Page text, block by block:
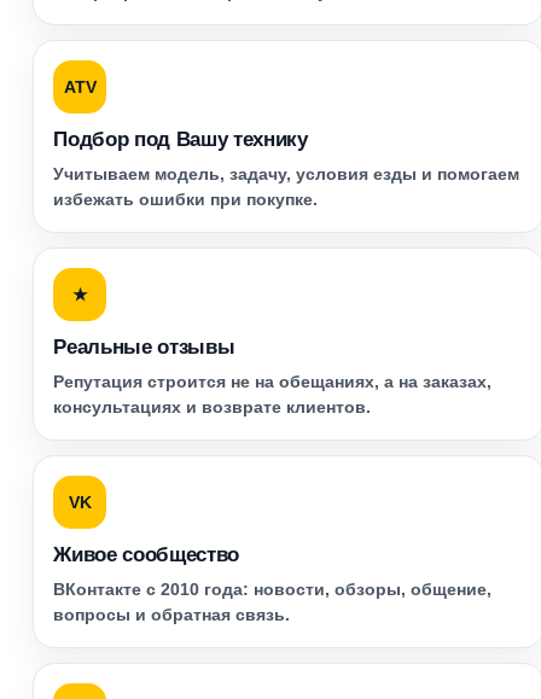
ATV
Подбор под Вашу технику
Учитываем модель, задачу, условия езды и помогаем
избежать ошибки при покупке.
★
Реальные отзывы
Репутация строится не на обещаниях, а на заказах,
консультациях и возврате клиентов.
VK
Живое сообщество
ВКонтакте с 2010 года: новости, обзоры, общение,
вопросы и обратная связь.